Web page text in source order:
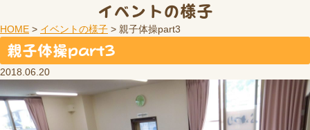
イベントの様子
HOME > イベントの様子 > 親子体操part3
親子体操part3
2018.06.20